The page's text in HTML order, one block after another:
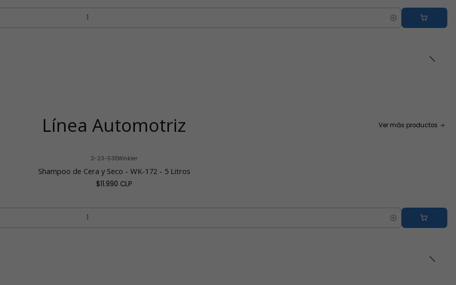
Línea Automotriz Ver más productos
2-23-531|Winkler
Shampoo de Cera y Seco - WK-172 - 5 Litros
$11.990 CLP